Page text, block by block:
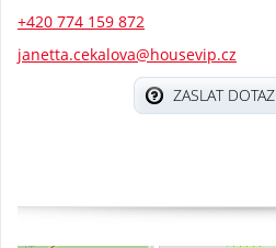
+420 774 159 872
janetta.cekalova@housevip.cz
ZASLAT DOTAZ